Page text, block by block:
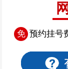
免 预约挂号